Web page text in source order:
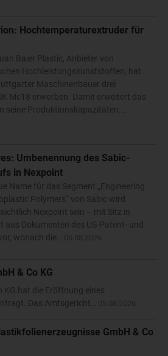
Hochtemperaturextruder für
Baier Plastic, Anbieter von
Hochleistungskunststoffen, hat
Maschinenbauer drei
Mc18 erworben. Damit erweitert das
seine Produktionskapazitäten.…
Umbenennung des Sabic-
in Nexpoint
Name für das Segment „Engineering
Polymers“ von Sabic wird
Nexpoint sein – mit Sitz in
aus Dokumenten des US-Patent- und
wonach die…
& Co KG
KG hat die Eröffnung eines
Das Amtsgericht…
GmbH & Co